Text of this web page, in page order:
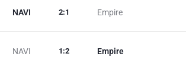
NAVI Empire
2:1
NAVI Empire
1 :2